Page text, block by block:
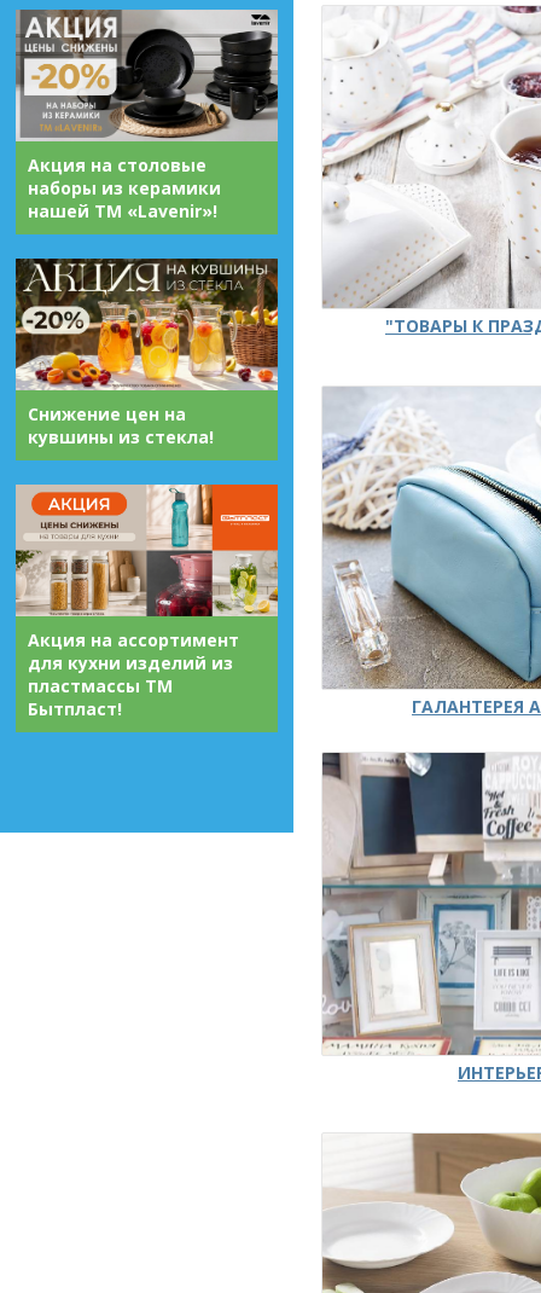
Акция на столовые
наборы из керамики
нашей ТМ «Lavenir»!
Снижение цен на
кувшины из стекла!
Акция на ассортимент
для кухни изделий из
пластмассы ТМ
Бытпласт!
"ТОВАРЫ К
ГАЛАНТЕРЕЯ